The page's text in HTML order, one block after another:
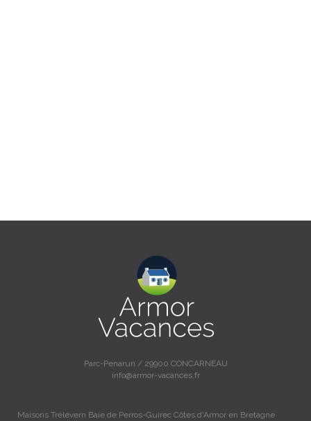
Parc-Penarun / 29900 CONCARNEAU
info@armor-vacances.fr
Maisons Trélévern Baie de Perros-Guirec Côtes d'Armor en Bretagne